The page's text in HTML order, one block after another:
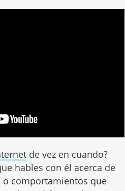
de vez en cuando?
hables con él acerca de
o comportamientos que